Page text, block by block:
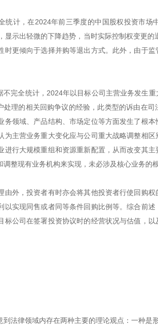
统计，在2024年前三季度的中国股权投资市
显示出轻微的下降趋势，当时实际控制权变更
时更倾向于选择并购等退出方式。此外，由于
不完全统计，2024年以目标公司主营业务发生
理的相关回购争议的经验，此类型的诉由在
务领域、产品结构、市场定位等方面发生了根
为主营业务重大变化应与公司重大战略调整相
进行大规模重组和资源重新配置，从而改变其
整现有业务机构来实现，未必涉及核心业务的
由外，投资者有时亦会将其他投资者行使回购
以实现同售或者同等条件回购比例等。综合前
标公司在签署投资协议时的经营状况与估值，
法律领域内存在两种主要的理论观点：一种是